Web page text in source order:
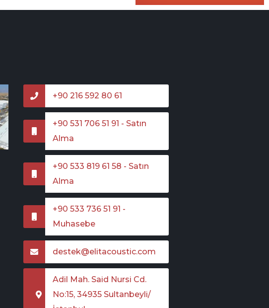
+90 216 592 80 61
+90 531 706 51 91 - Satın
Alma
+90 533 819 61 58 - Satın
Alma
+90 533 736 51 91 -
Muhasebe
destek@elitacoustic.com
Adil Mah. Said Nursi Cd.
No:15, 34935 Sultanbeyli/